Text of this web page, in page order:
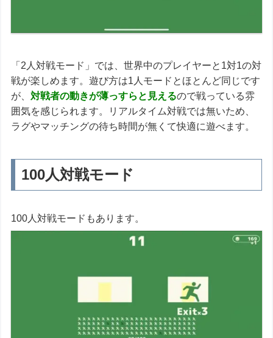
「2人対戦モード」では、世界中のプレイヤーと1対1の対
戦が楽しめます。遊び方は1人モードとほとんど同じです
が、対戦者の動きが薄っすらと見えるので戦っている雰
囲気を感じられます。リアルタイム対戦では無いため、
ラグやマッチングの待ち時間が無くて快適に遊べます。
100人対戦モード
100人対戦モードもあります。